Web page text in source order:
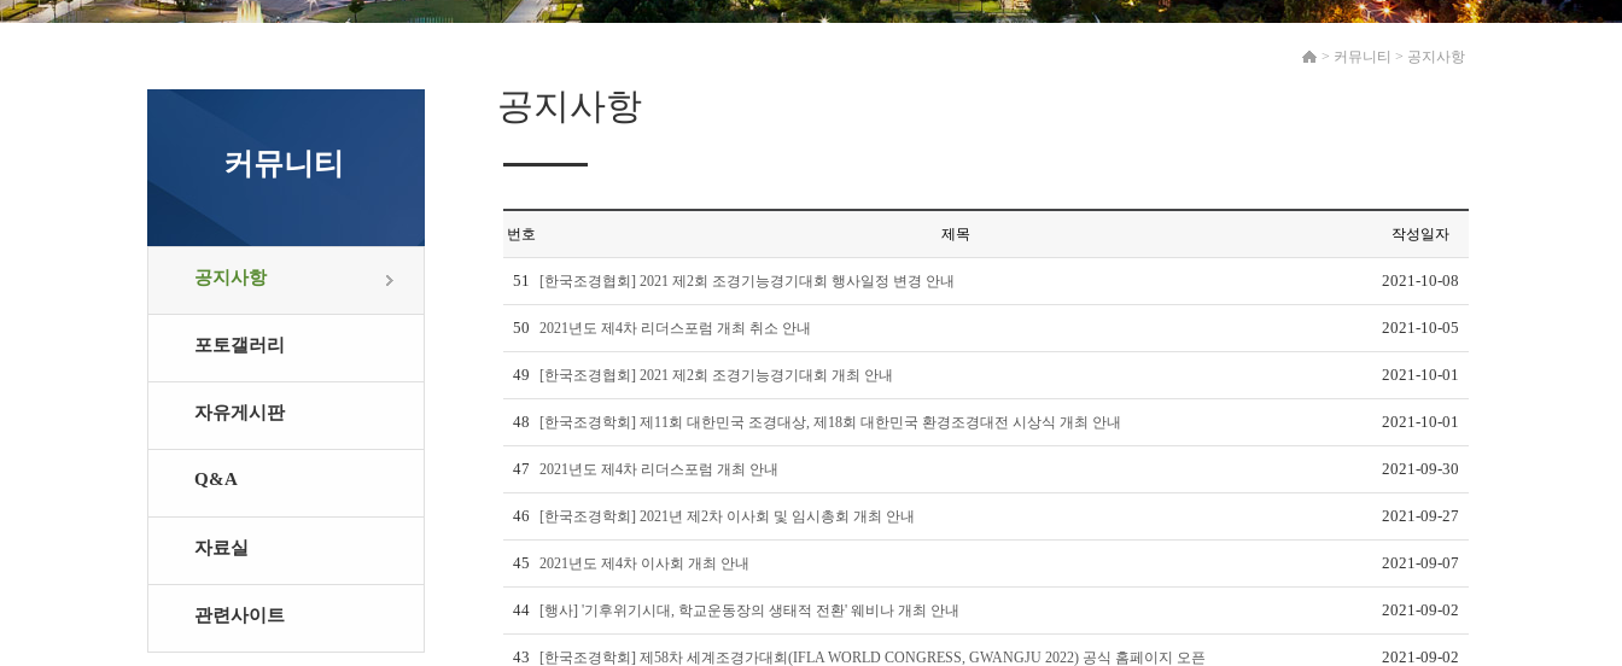
커뮤니티
공지사항
포토갤러리
자유게시판
Q&A
자료실
관련사이트
> 커뮤니티 > 공지사항
공지사항
번호 제목 작성일자
51 [한국조경협회] 2021 제2회 조경기능경기대회 행사일정 변경 안내 2021-10-08
50 2021년도 제4차 리더스포럼 개최 취소 안내 2021-10-05
49 [한국조경협회] 2021 제2회 조경기능경기대회 개최 안내 2021-10-01
48 [한국조경학회] 제11회 대한민국 조경대상, 제18회 대한민국 환경조경대전 시상식 개최 안내 2021-10-01
47 2021년도 제4차 리더스포럼 개최 안내 2021-09-30
46 [한국조경학회] 2021년 제2차 이사회 및 임시총회 개최 안내 2021-09-27
45 2021년도 제4차 이사회 개최 안내 2021-09-07
44 [행사] '기후위기시대, 학교운동장의 생태적 전환' 웨비나 개최 안내 2021-09-02
43 [한국조경학회] 제58차 세계조경가대회(IFLA WORLD CONGRESS, GWANGJU 2022) 공식 홈페이지 오픈 2021-09-02